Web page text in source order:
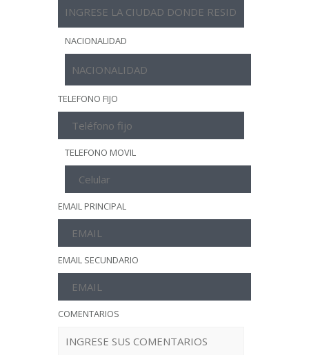
NACIONALIDAD
TELEFONO FIJO
TELEFONO MOVIL
EMAIL PRINCIPAL
EMAIL SECUNDARIO
COMENTARIOS